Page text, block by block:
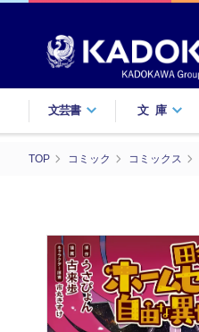
文芸書 文庫
TOP コミック コミックス